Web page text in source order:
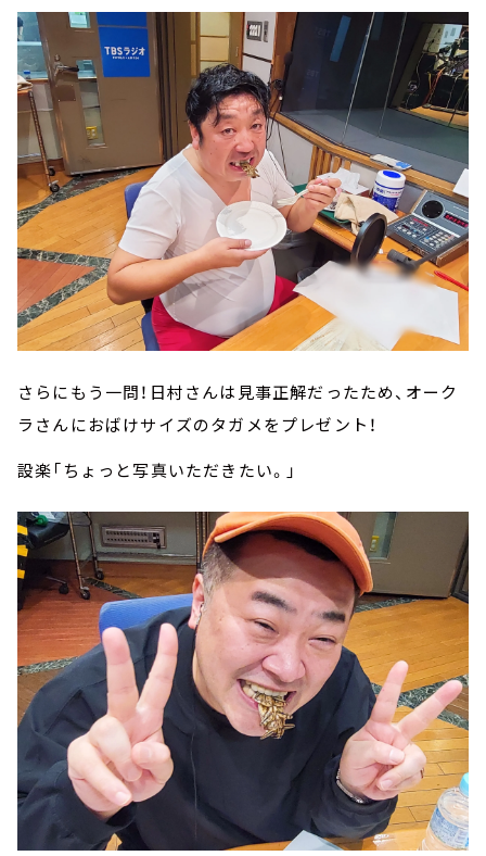
さらにもう一問！日村さんは見事正解だったため、オーク
ラさんにおばけサイズのタガメをプレゼント！
設楽「ちょっと写真いただきたい。」